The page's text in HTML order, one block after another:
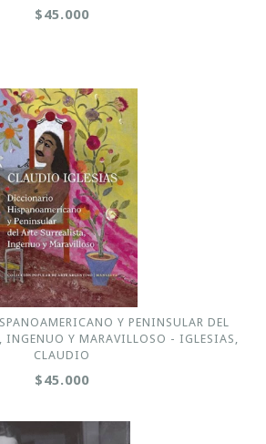
$45.000
Y PENINSULAR DEL
INGENUO Y MARAVILLOSO - IGLESIAS,
CLAUDIO
$45.000